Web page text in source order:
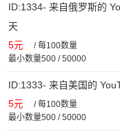
ID:1334- 来自俄罗斯的
天
5元 /每100数量
最小数量500 / 50000
ID:1333- 来自美国的
5元 /每100数量
最小数量500 / 50000